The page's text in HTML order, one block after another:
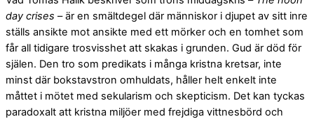
day crises – är en smältdegel där människor i djupet av sitt inre
ställs ansikte mot ansikte med ett mörker och en tomhet som
får all tidigare trosvisshet att skakas i grunden. Gud är död för
själen. Den tro som predikats i många kristna kretsar, inte
minst där bokstavstron omhuldats, håller helt enkelt inte
måttet i mötet med sekularism och skepticism. Det kan tyckas
paradoxalt att kristna miljöer med frejdiga vittnesbörd och